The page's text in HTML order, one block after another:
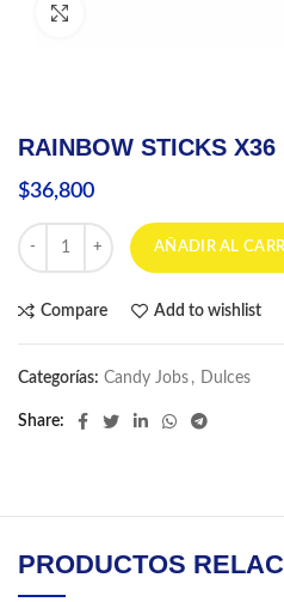
RAINBOW STICKS X36
$36,800
RAINBOW STICKS X36 UND
AÑADIR AL
Compare Add to wishlist
Categorías: Candy Jobs , Dulces
Share
PRODUCTOS